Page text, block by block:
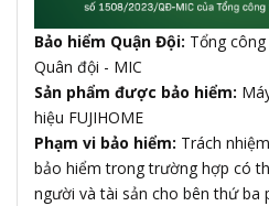
Bảo hiểm Quận Đội: Tổng
Quân đội - MIC
Sản phẩm được bảo hiểm:
hiệu FUJIHOME
Phạm vi bảo hiểm: Trách
bảo hiểm trong trường hợp có
người và tài sản cho bên thứ ba